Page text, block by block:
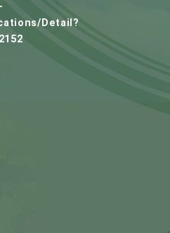
Detail?